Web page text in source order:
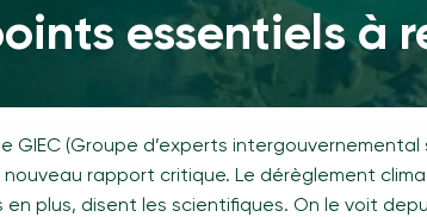
essentiels à
GIEC (Groupe d’experts intergouvernemental
nouveau rapport critique. Le dérèglement
en plus, disent les scientifiques. On le voit